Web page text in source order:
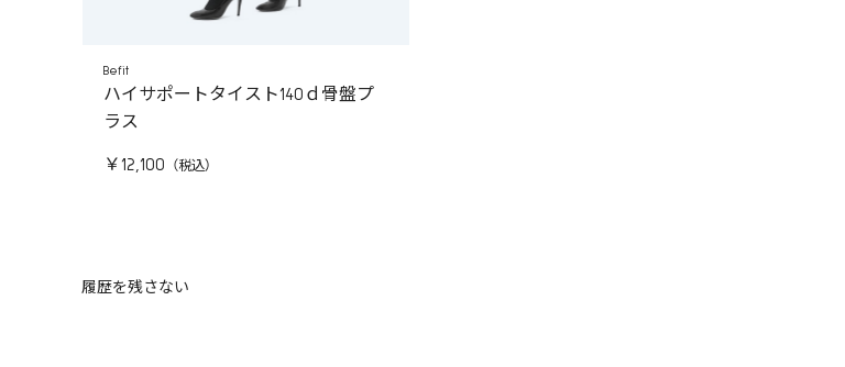
Befit
ハイサポートタイスト140ｄ骨盤プ
ラス
￥12,100
履歴を残さない